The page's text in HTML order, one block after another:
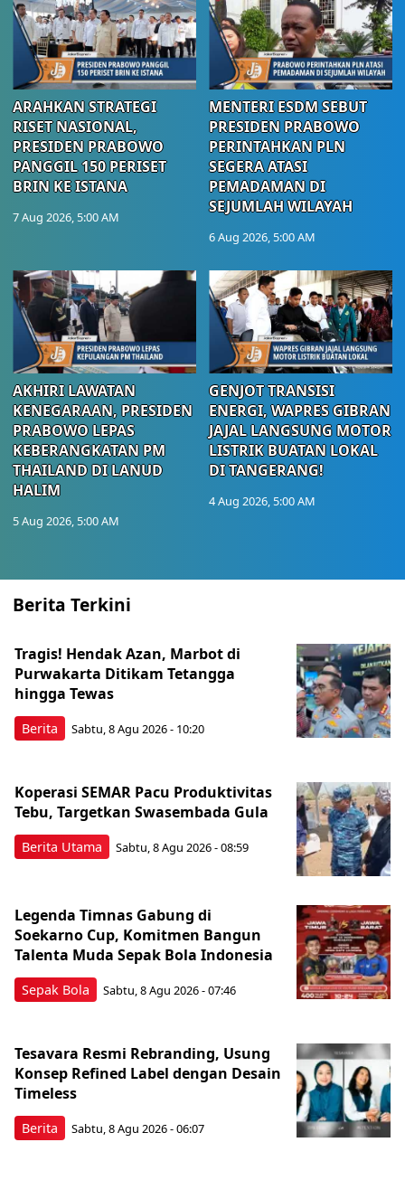
ARAHKAN STRATEGI
RISET NASIONAL,
PRESIDEN PRABOWO
PANGGIL 150 PERISET
BRIN KE ISTANA
7 Aug 2026, 5:00 AM
MENTERI ESDM SEBUT
PRESIDEN PRABOWO
PERINTAHKAN PLN
SEGERA ATASI
PEMADAMAN DI
SEJUMLAH WILAYAH
6 Aug 2026, 5:00 AM
AKHIRI LAWATAN
KENEGARAAN, PRESIDEN
PRABOWO LEPAS
KEBERANGKATAN PM
THAILAND DI LANUD
HALIM
5 Aug 2026, 5:00 AM
GENJOT TRANSISI
ENERGI, WAPRES GIBRAN
JAJAL LANGSUNG MOTOR
LISTRIK BUATAN LOKAL
DI TANGERANG!
4 Aug 2026, 5:00 AM
Berita Terkini
Berita
Tragis! Hendak Azan, Marbot di
Purwakarta Ditikam Tetangga
hingga Tewas
Sabtu, 8 Agu 2026 - 10:20
Berita Utama
Koperasi SEMAR Pacu Produktivitas
Tebu, Targetkan Swasembada Gula
Sabtu, 8 Agu 2026 - 08:59
Sepak Bola
Legenda Timnas Gabung di
Soekarno Cup, Komitmen Bangun
Talenta Muda Sepak Bola Indonesia
Sabtu, 8 Agu 2026 - 07:46
Berita
Tesavara Resmi Rebranding, Usung
Konsep Refined Label dengan Desain
Timeless
Sabtu, 8 Agu 2026 - 06:07